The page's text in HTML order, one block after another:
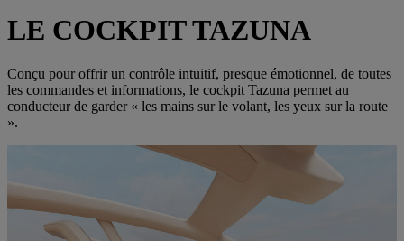
LE COCKPIT TAZUNA
Conçu pour offrir un contrôle intuitif, presque émotionnel, de toutes
les commandes et informations, le cockpit Tazuna permet au
conducteur de garder « les mains sur le volant, les yeux sur la route
».